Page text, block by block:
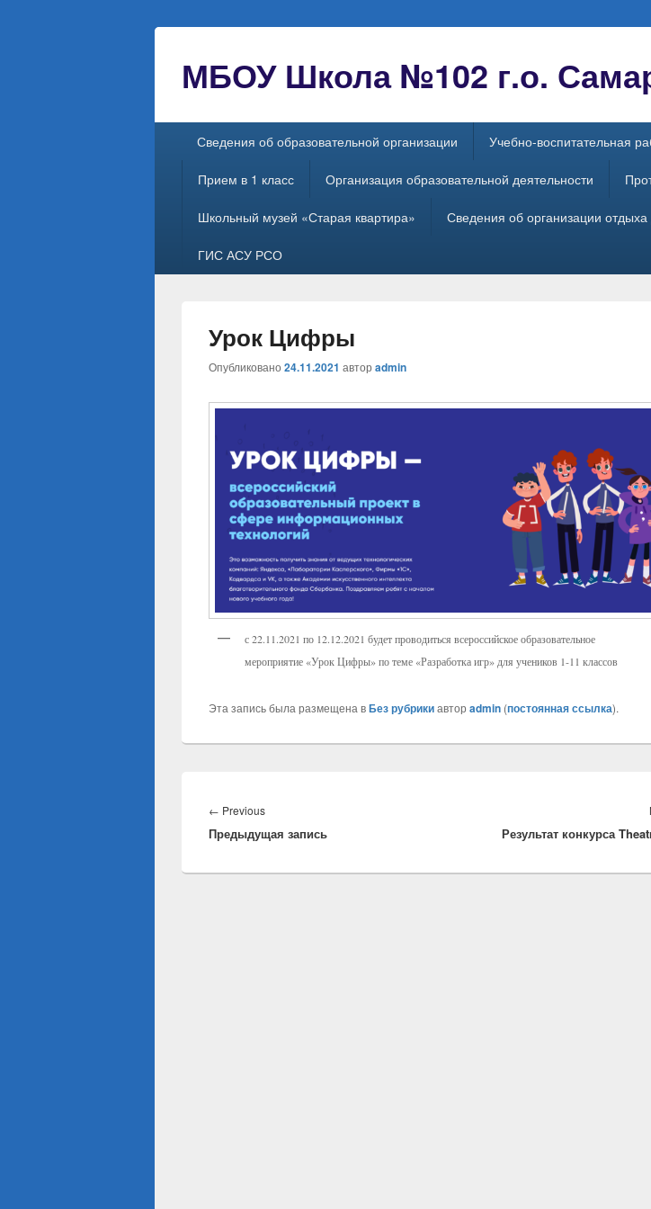
МБОУ Школа №102 г.о.
Сведения об образовательной организации Учебно-воспитательная
Прием в 1 класс Организация образовательной деятельности
Школьный музей «Старая квартира» Сведения об организации
ГИС АСУ РСО
Урок Цифры
Опубликовано 24.11.2021 автор admin
с 22.11.2021 по 12.12.2021 будет проводиться всероссийское образовательное
мероприятие «Урок Цифры» по теме «Разработка игр» для учеников 1-11 классов
Эта запись была размещена вБез рубрикиавтор admin (постоянная ссылка).
по
записям
← PreviousPrevious
post:
Предыдущая запись Результат конкурса